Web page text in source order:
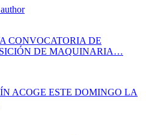
CONVOCATORIA DE
DE MAQUINARIA…
ACOGE ESTE DOMINGO LA